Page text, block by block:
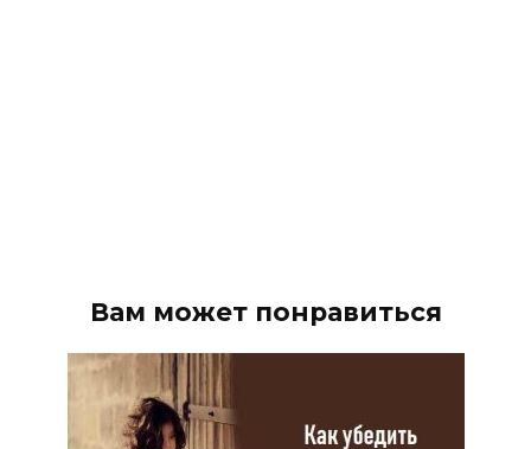
Вам может понравиться